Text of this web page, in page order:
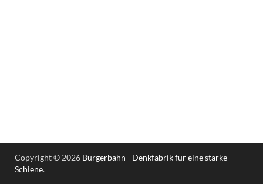
Copyright © 2026 Bürgerbahn - Denkfabrik für eine starke
Schiene.